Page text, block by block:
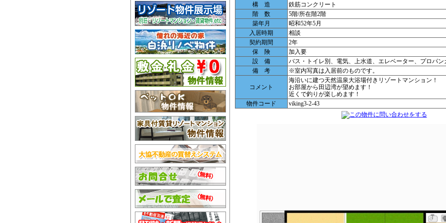
構 造
鉄筋コンクリート
階 数
5階/所在階2階
築年月
昭和52年5月
入居時期
相談
契約期間
2年
保 険
加入要
設 備
バス・トイレ別、電気、上水道、エレベーター、プロパン
備 考
※室内写真は入居前のものです。
コメント
海沿いに建つ天然温泉大浴場付きリゾートマンション！
お部屋から田辺湾が望めます！
近くで釣りが楽しめます！
物件コード
viking3-2-43